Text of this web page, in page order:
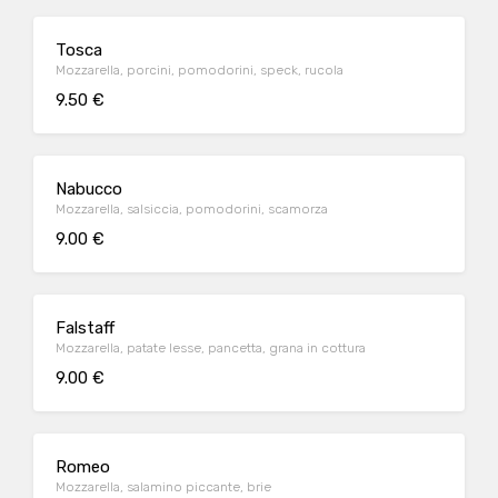
Tosca
Mozzarella, porcini, pomodorini, speck, rucola
9.50 €
Nabucco
Mozzarella, salsiccia, pomodorini, scamorza
9.00 €
Falstaff
Mozzarella, patate lesse, pancetta, grana in cottura
9.00 €
Romeo
Mozzarella, salamino piccante, brie